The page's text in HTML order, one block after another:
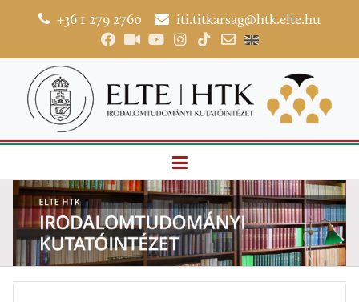
+36 1 279 2760 iti.titkarsag@htk.elte.hu